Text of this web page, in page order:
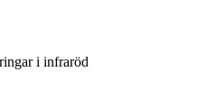
i infraröd